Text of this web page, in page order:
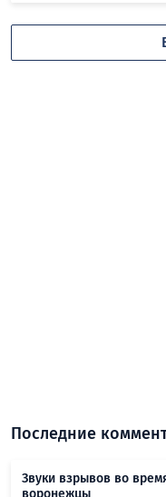
Последние
Звуки взрывов во